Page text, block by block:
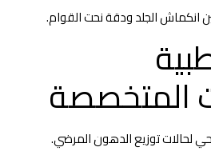
انكماش الجلد ودقة نحت القوام.
المتخصصة
لحالات توزيع الدهون المرضي.